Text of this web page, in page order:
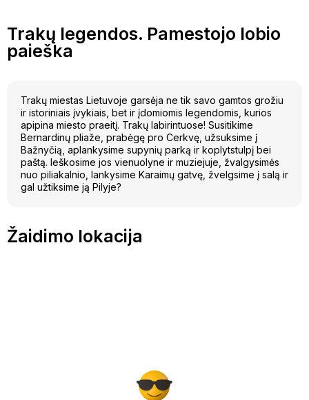
Trakų legendos. Pamestojo lobio
paieška
Trakų miestas Lietuvoje garsėja ne tik savo gamtos grožiu
ir istoriniais įvykiais, bet ir įdomiomis legendomis, kurios
apipina miesto praeitį. Trakų labirintuose! Susitikime
Bernardinų pliaže, prabėgę pro Cerkvę, užsuksime į
Bažnyčią, aplankysime supynių parką ir koplytstulpį bei
paštą. Ieškosime jos vienuolyne ir muziejuje, žvalgysimės
nuo piliakalnio, lankysime Karaimų gatvę, žvelgsime į salą ir
gal užtiksime ją Pilyje?
Žaidimo lokacija